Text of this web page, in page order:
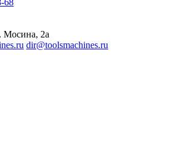
68
Мосина, 2а
dir@toolsmachines.ru